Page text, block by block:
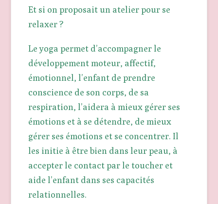
Et si on proposait un atelier pour se
relaxer ?
Le yoga permet d’accompagner le
développement moteur, affectif,
émotionnel, l’enfant de prendre
conscience de son corps, de sa
respiration, l’aidera à mieux gérer ses
émotions et à se détendre, de mieux
gérer ses émotions et se concentrer. Il
les initie à être bien dans leur peau, à
accepter le contact par le toucher et
aide l’enfant dans ses capacités
relationnelles.